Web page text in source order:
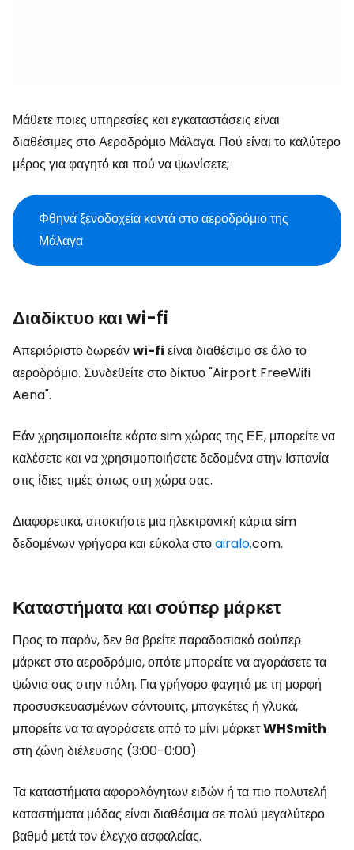
Μάθετε ποιες υπηρεσίες και εγκαταστάσεις είναι
διαθέσιμες στο Αεροδρόμιο Μάλαγα. Πού είναι το καλύτερο
μέρος για φαγητό και πού να ψωνίσετε;
Φθηνά ξενοδοχεία κοντά στο αεροδρόμιο της
Μάλαγα
Διαδίκτυο και wi-fi
Απεριόριστο δωρεάνwi-fi είναι διαθέσιμο σε όλο το
αεροδρόμιο. Συνδεθείτε στο δίκτυο "Airport FreeWifi
Aena".
Εάν χρησιμοποιείτε κάρτα sim χώρας της ΕΕ, μπορείτε να
καλέσετε και να χρησιμοποιήσετε δεδομένα στην Ισπανία
στις ίδιες τιμές όπως στη χώρα σας.
Διαφορετικά, αποκτήστε μια ηλεκτρονική κάρτα sim
δεδομένων γρήγορα και εύκολα στοairalo.com.
Καταστήματα και σούπερ μάρκετ
Προς το παρόν, δεν θα βρείτε παραδοσιακό σούπερ
μάρκετ στο αεροδρόμιο, οπότε μπορείτε να αγοράσετε τα
ψώνια σας στην πόλη. Για γρήγορο φαγητό με τη μορφή
προσυσκευασμένων σάντουιτς, μπαγκέτες ή γλυκά,
μπορείτε να τα αγοράσετε από το μίνι μάρκετWHSmith
στη ζώνη διέλευσης (3:00-0:00).
Τα καταστήματα αφορολόγητων ειδών ή τα πιο πολυτελή
καταστήματα μόδας είναι διαθέσιμα σε πολύ μεγαλύτερο
βαθμό μετά τον έλεγχο ασφαλείας.